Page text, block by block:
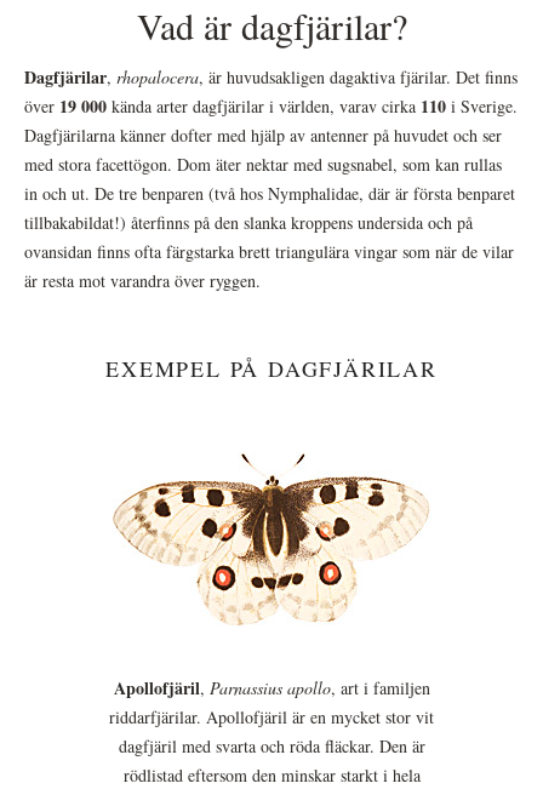
Vad är dagfjärilar?
Dagfjärilar, rhopalocera, är huvudsakligen dagaktiva fjärilar. Det finns
över 19 000 kända arter dagfjärilar i världen, varav cirka 110 i Sverige.
Dagfjärilarna känner dofter med hjälp av antenner på huvudet och ser
med stora facettögon. Dom äter nektar med sugsnabel, som kan rullas
in och ut. De tre benparen (två hos Nymphalidae, där är första benparet
tillbakabildat!) återfinns på den slanka kroppens undersida och på
ovansidan finns ofta färgstarka brett triangulära vingar som när de vilar
är resta mot varandra över ryggen.
EXEMPEL PÅ DAGFJÄRILAR
Apollofjäril, Parnassius apollo, art i familjen
riddarfjärilar. Apollofjäril är en mycket stor vit
dagfjäril med svarta och röda fläckar. Den är
rödlistad eftersom den minskar starkt i hela